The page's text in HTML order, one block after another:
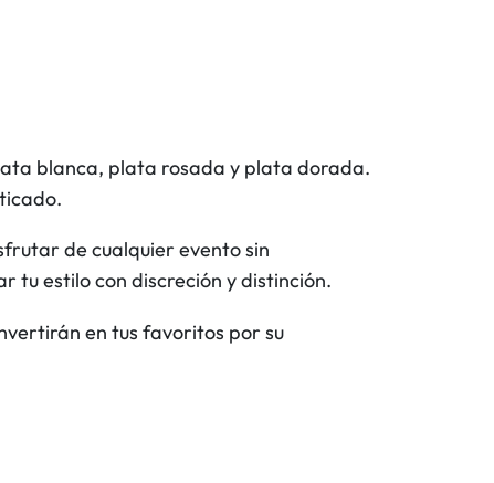
blanca, plata rosada y plata dorada.
de cualquier evento sin
tu estilo con discreción y distinción.
en tus favoritos por su